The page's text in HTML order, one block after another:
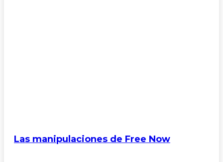
Las manipulaciones de Free Now